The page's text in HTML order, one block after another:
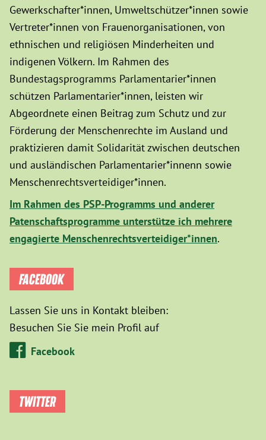
Gewerkschafter*innen, Umweltschützer*innen sowie
Vertreter*innen von Frauenorganisationen, von
ethnischen und religiösen Minderheiten und
indigenen Völkern. Im Rahmen des
Bundestagsprogramms Parlamentarier*innen
schützen Parlamentarier*innen, leisten wir
Abgeordnete einen Beitrag zum Schutz und zur
Förderung der Menschenrechte im Ausland und
praktizieren damit Solidarität zwischen deutschen
und ausländischen Parlamentarier*innenn sowie
Menschenrechtsverteidiger*innen.
Im Rahmen des PSP-Programms und anderer
Patenschaftsprogramme unterstütze ich mehrere
engagierte Menschenrechtsverteidiger*innen.
FACEBOOK
Lassen Sie uns in Kontakt bleiben:
Besuchen Sie Sie mein Profil auf
Facebook
TWITTER